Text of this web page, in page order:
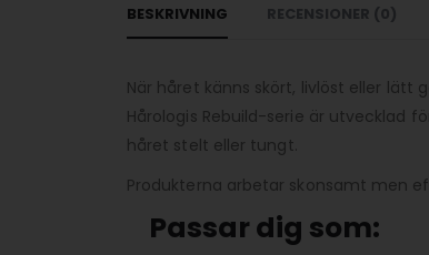
BESKRIVNING RECENSIONER (0)
När håret känns skört, livlöst eller
Hårologis Rebuild-serie är utvecklad
håret stelt eller tungt.
Produkterna arbetar skonsamt men
Passar dig som: